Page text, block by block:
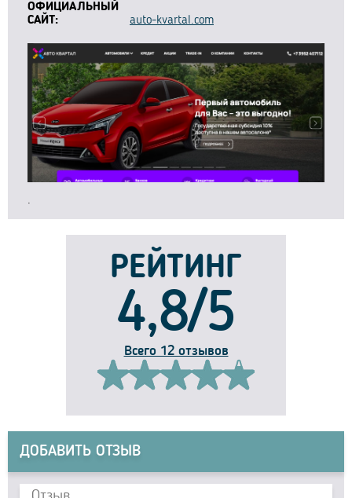
ОФИЦИАЛЬНЫЙ
САЙТ:
auto-kvartal.com
.
РЕЙТИНГ
4,8/5
Всего 12 отзывов
ДОБАВИТЬ ОТЗЫВ